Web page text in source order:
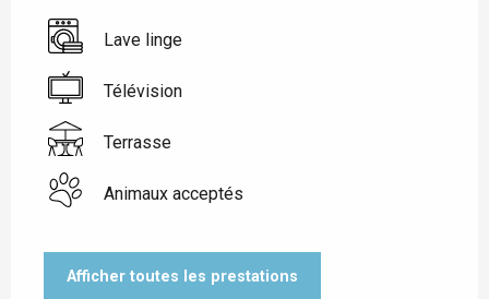
Lave linge
Télévision
Terrasse
Animaux acceptés
Afficher toutes les prestations